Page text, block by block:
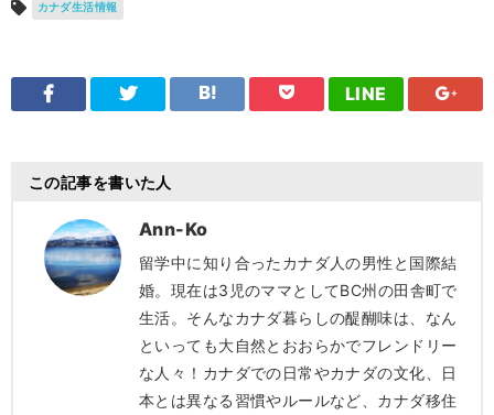
カナダ生活情報
LINE
この記事を書いた人
Ann-Ko
留学中に知り合ったカナダ人の男性と国際結
婚。現在は3児のママとしてBC州の田舎町で
生活。そんなカナダ暮らしの醍醐味は、なん
といっても大自然とおおらかでフレンドリー
な人々！カナダでの日常やカナダの文化、日
本とは異なる習慣やルールなど、カナダ移住